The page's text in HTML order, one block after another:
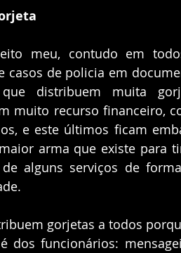
meu, contudo em
casos de policia em
distribuem muita
muito recurso financeiro,
e este últimos ficam
arma que existe para
alguns serviços de
gorjetas a todos
dos funcionários: